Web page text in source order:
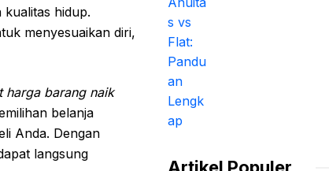
hidup.
menyesuaikan diri,
harga barang naik
belanja
Anda. Dengan
langsung